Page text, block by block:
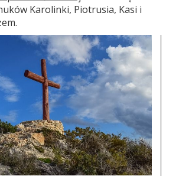
Karolinki, Piotrusia, Kasi i